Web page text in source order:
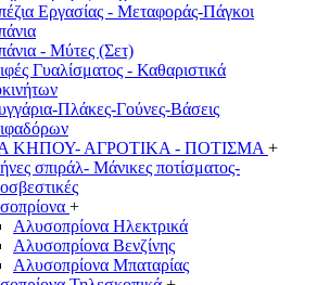
Εργασίας - Μεταφοράς-Πάγκοι
- Μύτες (Σετ)
Γυαλίσματος - Καθαριστικά
Πλάκες-Γούνες-Βάσεις
ΚΗΠΟΥ- ΑΓΡΟΤΙΚΑ - ΠΟΤΙΣΜΑ +
σπιράλ- Μάνικες ποτίσματος-
+
Αλυσοπρίονα Ηλεκτρικά
Αλυσοπρίονα Βενζίνης
Αλυσοπρίονα Μπαταρίας